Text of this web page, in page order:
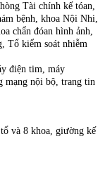
Tài chính kế tóan,
bệnh, khoa Nội Nhi,
chẩn đóan hình ảnh,
Tổ kiểm soát nhiễm
điện tim, máy
mạng nội bộ, trang tin
và 8 khoa, giường kế